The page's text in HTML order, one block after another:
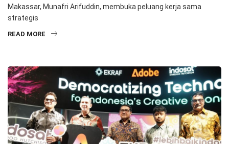
Makassar, Munafri Arifuddin, membuka peluang kerja sama
strategis
READ MORE